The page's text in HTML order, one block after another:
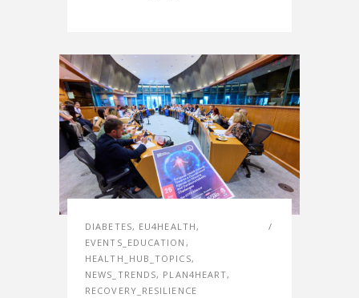
DIABETES, EU4HEALTH,
EVENTS_EDUCATION ,
HEALTH_HUB_TOPICS,
NEWS_TRENDS, PLAN4HEART,
RECOVERY_RESILIENCE